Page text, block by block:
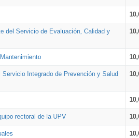
del Servicio de Evaluación, Calidad y
Integrado de Prevención y Salud
rectoral de la UPV